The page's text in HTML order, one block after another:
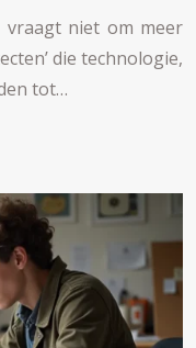
vraagt niet om meer
die technologie,
tot…